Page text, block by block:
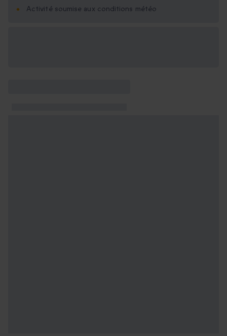
Activité soumise aux conditions météo